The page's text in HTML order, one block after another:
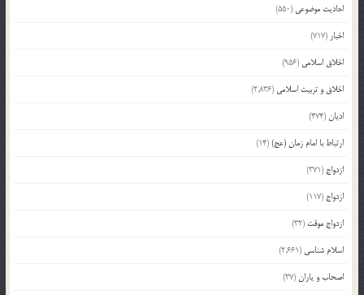
احادیث موضوعی (550)
اخبار (717)
اخلاق اسلامی (956)
اخلاق و تربیت اسلامی (2,836)
ادیان(474)
ارتباط با امام زمان (عج)(14)
ازدواج (371)
ازدواج (117)
ازدواج موقت (32)
اسلام شناسی (2,661)
اصحاب و یاران(37)